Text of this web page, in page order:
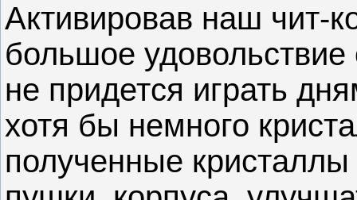
Активировав наш чит-
большое
не придется играть
хотя бы немного
полученные